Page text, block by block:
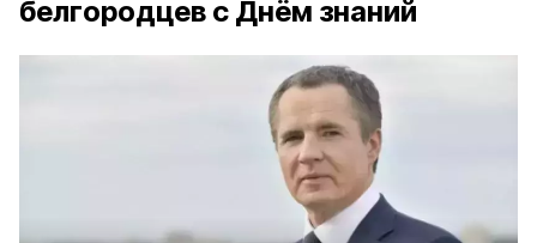
белгородцев с Днём знаний